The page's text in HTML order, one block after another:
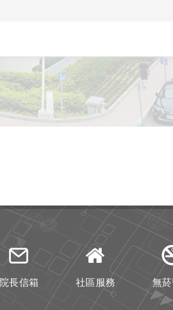
院長信箱 社區服務 無